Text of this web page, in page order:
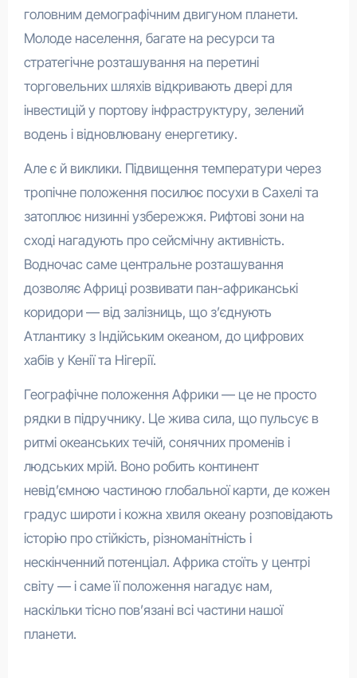
головним демографічним двигуном планети.
Молоде населення, багате на ресурси та
стратегічне розташування на перетині
торговельних шляхів відкривають двері для
інвестицій у портову інфраструктуру, зелений
водень і відновлювану енергетику.
Але є й виклики. Підвищення температури через
тропічне положення посилює посухи в Сахелі та
затоплює низинні узбережжя. Рифтові зони на
сході нагадують про сейсмічну активність.
Водночас саме центральне розташування
дозволяє Африці розвивати пан-африканські
коридори — від залізниць, що з’єднують
Атлантику з Індійським океаном, до цифрових
хабів у Кенії та Нігерії.
Географічне положення Африки — це не просто
рядки в підручнику. Це жива сила, що пульсує в
ритмі океанських течій, сонячних променів і
людських мрій. Воно робить континент
невід’ємною частиною глобальної карти, де кожен
градус широти і кожна хвиля океану розповідають
історію про стійкість, різноманітність і
нескінченний потенціал. Африка стоїть у центрі
світу — і саме її положення нагадує нам,
наскільки тісно пов’язані всі частини нашої
планети.